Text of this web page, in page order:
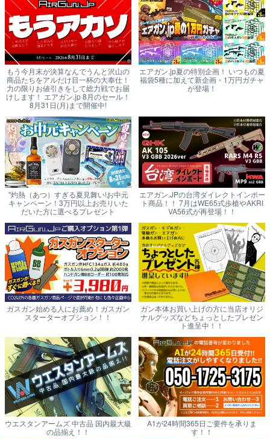
もう今月末が決算なんでうんと沢山の
商品たちをアルだけ目一杯の大奉仕！
力の限りお値引きをして総力戦でお届
けします！ エアガン.jp 8月のセール！
8月31日(月)まで開催中!
エアガン.jp夏の特別企画！ いつもの夏
福袋5種に加えて新企画・1万円ガチャ
が登場！
"灼熱（あつ）すぎる夏見舞い!お中元
キャンペーン！3万円以上お売りいた
だいた方に選べるプレゼント
エアガン.JPの台湾ダイレクトインポー
ト商品！！ 7月はWE65式歩槍やAKRI
VA56式が再登場！！
ガスガン始める人にお薦め！ガスガン
スターターオプション！！
ガン本体お買い上げの方に当店オリジ
ナルグッズなどちょっとしたプレゼン
ト進呈中！！
ウエスタンアームズ 中古品 国内最大級
の品揃え！！
A1が24時間365日ご要件を承りま
す！！